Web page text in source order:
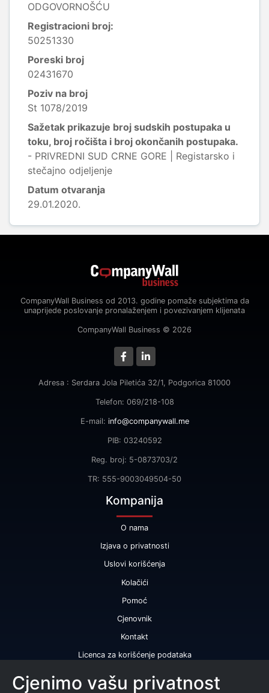
ODGOVORNOŠĆU
Registracioni broj:
50251330
Poreski broj
02431670
Poziv na broj
St 1078/2019
Sažetak prikazuje broj sudskih postupaka u
toku, broj ročišta i broj okončanih postupaka.
- PRIVREDNI SUD CRNE GORE | Registarsko i
stečajno odjeljenje
Datum otvaranja
29.01.2020.
CompanyWall Business od 2013. godine pomaže subjektima da
unaprijede poslovanje pronalaženjem i povezivanjem klijenata
CompanyWall Business © 2026
Adresa : Serdara Jola Piletića 32/1, Podgorica 81000
Telefon: 069/218-108
E-mail: info@companywall.me
PIB: 03240592
Reg. broj: 5-0873703/2
TR: 555-9003049504-50
Kompanija
O nama
Izjava o privatnosti
Uslovi korišćenja
Kolačići
Pomoć
Cjenovnik
Kontakt
Licenca za korišćenje podataka
Naše usluge
Cjenimo vašu privatnost